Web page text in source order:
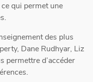
qui permet une
des plus
Dane Rudhyar, Liz
permettre d’accéder